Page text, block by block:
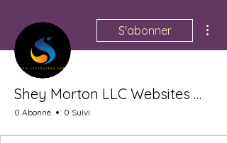
S'abonner
Shey Morton LLC Websites Marketing Coaching
0 Abonné 0 Suivi